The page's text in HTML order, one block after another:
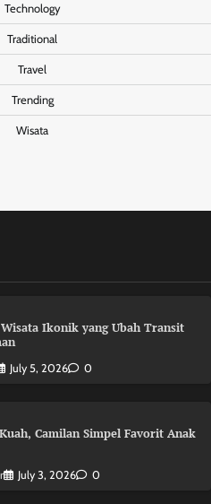
Technology
Traditional
Travel
Trending
Wisata
Wisata Ikonik yang Ubah Transit
July 5, 2026 0
Camilan Simpel Favorit Anak
July 3, 2026 0